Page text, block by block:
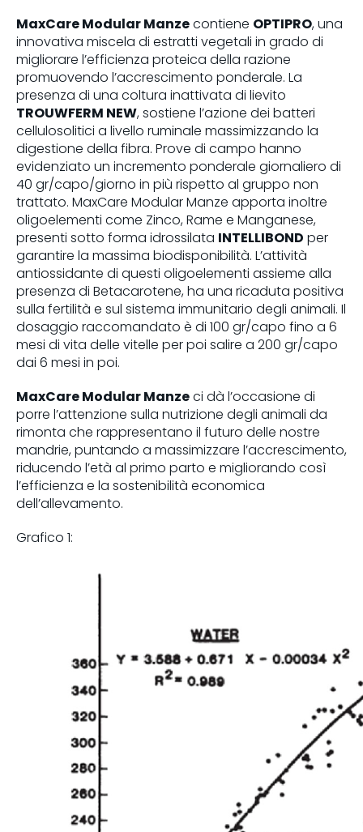
MaxCare Modular Manzecontiene OPTIPRO, una
innovativa miscela di estratti vegetali in grado di
migliorare l’efficienza proteica della razione
promuovendo l’accrescimento ponderale. La
presenza di una coltura inattivata di lievito
TROUWFERM NEW, sostiene l’azione dei batteri
cellulosolitici a livello ruminale massimizzando la
digestione della fibra. Prove di campo hanno
evidenziato un incremento ponderale giornaliero di
40 gr/capo/giorno in più rispetto al gruppo non
trattato. MaxCare Modular Manze apporta inoltre
oligoelementi come Zinco, Rame e Manganese,
presenti sotto forma idrossilata INTELLIBOND per
garantire la massima biodisponibilità. L’attività
antiossidante di questi oligoelementi assieme alla
presenza di Betacarotene, ha una ricaduta positiva
sulla fertilità e sul sistema immunitario degli animali. Il
dosaggio raccomandato è di 100 gr/capo fino a 6
mesi di vita delle vitelle per poi salire a 200 gr/capo
dai 6 mesi in poi.
MaxCare Modular Manzeci dà l’occasione di
porre l’attenzione sulla nutrizione degli animali da
rimonta che rappresentano il futuro delle nostre
mandrie, puntando a massimizzare l’accrescimento,
riducendo l’età al primo parto e migliorando così
l’efficienza e la sostenibilità economica
dell’allevamento.
Grafico 1: